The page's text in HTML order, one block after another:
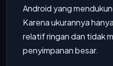
Android yang
Karena ukurannya
relatif ringan dan tidak
penyimpanan besar.